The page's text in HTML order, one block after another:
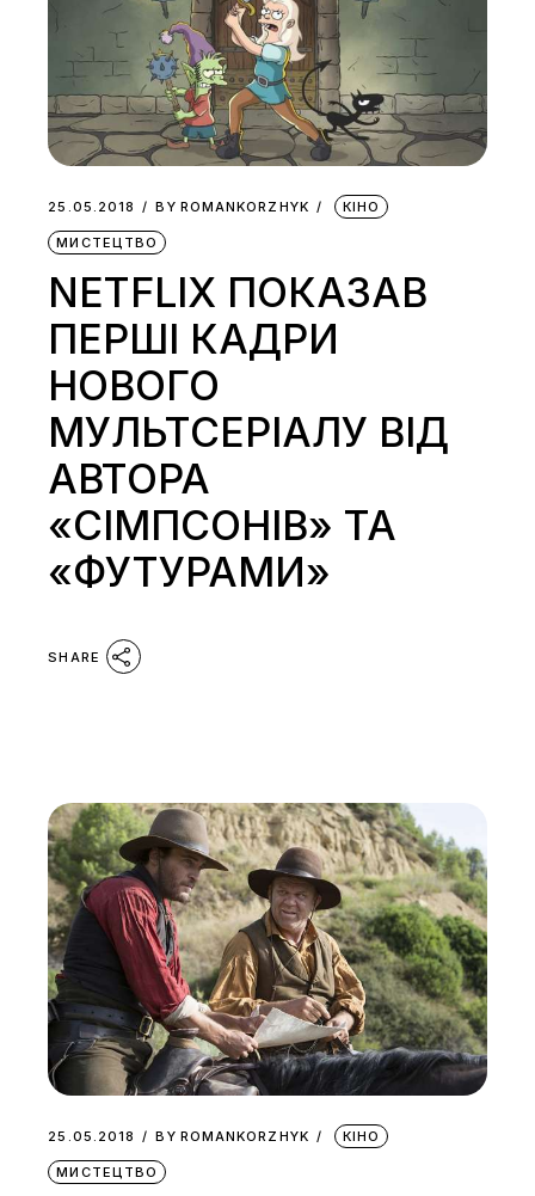
25.05.2018 BY ROMANKORZHYK КІНО
МИСТЕЦТВО
NETFLIX ПОКАЗАВ
ПЕРШІ КАДРИ
НОВОГО
МУЛЬТСЕРІАЛУ ВІД
АВТОРА
«СІМПСОНІВ» ТА
«ФУТУРАМИ»
SHARE
25.05.2018 BY ROMANKORZHYK КІНО
МИСТЕЦТВО